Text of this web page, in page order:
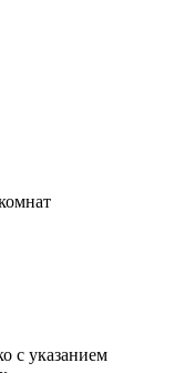
с указанием